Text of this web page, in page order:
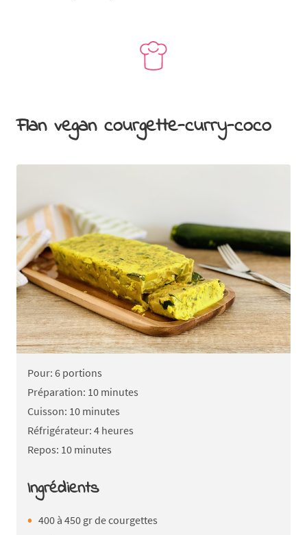
Flan vegan courgette-curry-coco
Pour: 6 portions
Préparation: 10 minutes
Cuisson: 10 minutes
Réfrigérateur: 4 heures
Repos: 10 minutes
Ingrédients
400 à 450 gr de courgettes